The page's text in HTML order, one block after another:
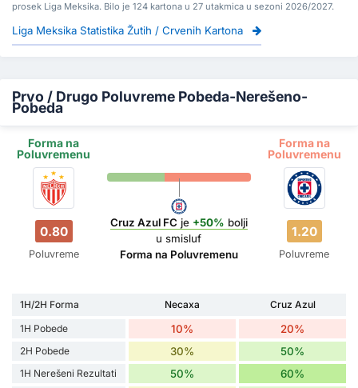
prosek Liga Meksika. Bilo je 124 kartona u 27 utakmica u sezoni 2026/2027.
Liga Meksika Statistika Žutih / Crvenih Kartona
Prvo / Drugo Poluvreme Pobeda-Nerešeno-
Pobeda
Forma na
Poluvremenu
Forma na
Poluvremenu
0.80
Poluvreme
Cruz Azul FC je +50% bolji
u smisluf
Forma na Poluvremenu
1.20
Poluvreme
1H/2H Forma Necaxa
Cruz Azul
1H Pobede
10% 20%
2H Pobede 30% 50%
1H Nerešeni Rezultati 50% 60%